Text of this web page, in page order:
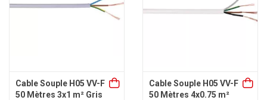
Cable Souple H05 VV-F
50 Mètres 3x1 m² Gris
Cable Souple H05 VV-F
50 Mètres 4x0.75 m²